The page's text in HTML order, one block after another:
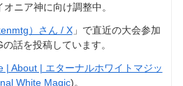
ニア神に向け調整中。
）さん / X」で直近の大会参加
話を投稿しています。
| About | エターナルホワイトマジッ
White Magic)。